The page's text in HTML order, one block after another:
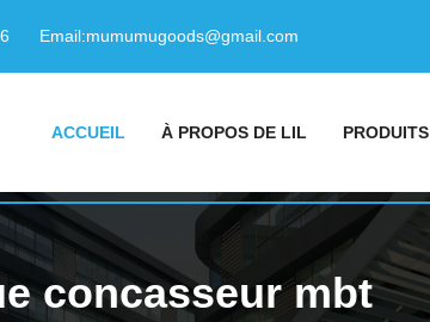
Email:mumumugoods@gmail.com
ACCUEIL À PROPOS DE LIL PRODUITS
concasseur mbt